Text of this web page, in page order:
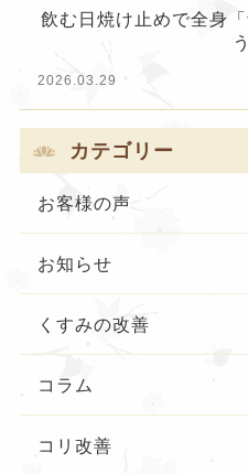
飲む日焼け止めで全身
2026.03.29
カテゴリー
お客様の声
お知らせ
くすみの改善
コラム
コリ改善